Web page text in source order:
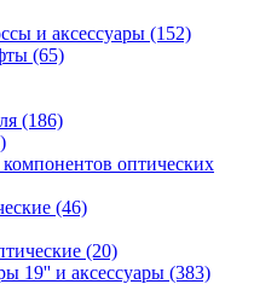
и аксессуары (152)
(65)
(186)
оптических
(46)
(20)
19'' и аксессуары (383)